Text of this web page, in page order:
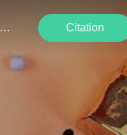
Contactez-Nous Citation